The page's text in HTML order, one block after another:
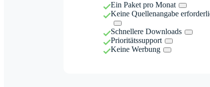
Ein Paket pro Monat
Keine Quellenangabe
Schnellere Downloads
Prioritätssupport
Keine Werbung